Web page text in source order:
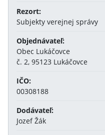
Rezort:
Subjekty verejnej správy
Objednávateľ:
Obec Lukáčovce
č. 2, 95123 Lukáčovce
IČO:
00308188
Dodávateľ:
Jozef Žák